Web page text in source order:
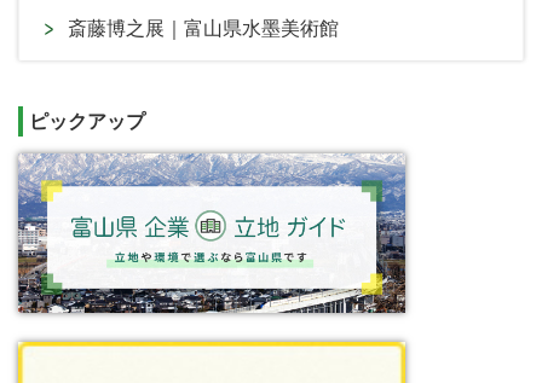
斎藤博之展｜富山県水墨美術館
ピックアップ